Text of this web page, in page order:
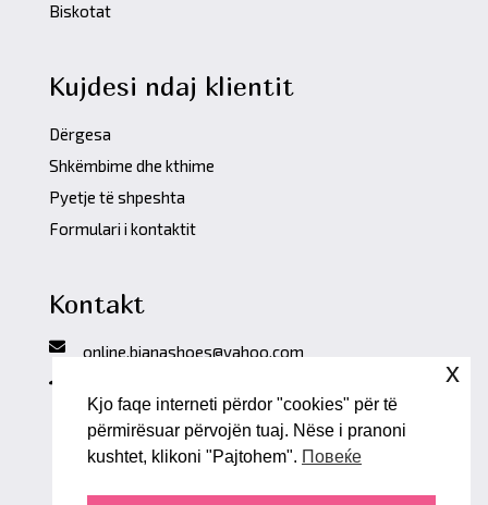
Biskotat
Kujdesi ndaj klientit
Dërgesa
Shkëmbime dhe kthime
Pyetje të shpeshta
Formulari i kontaktit
Kontakt
online.bianashoes@yahoo.com
Kumanovë, R. e Maqedonisë
Kjo faqe interneti përdor "cookies" për të
përmirësuar përvojën tuaj. Nëse i pranoni
kushtet, klikoni "Pajtohem". Повеќе
x